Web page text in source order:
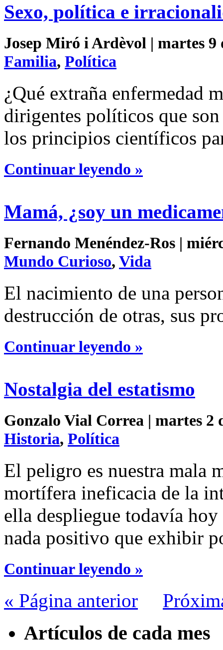
Sexo, política e
Josep Miró i Ardèvol | martes 9
Familia, Política
¿Qué extraña enfermedad
dirigentes políticos que
los principios científicos
Continuar leyendo »
Mamá, ¿soy un
Fernando Menéndez-Ros |
Mundo Curioso, Vida
El nacimiento de una
destrucción de otras, sus
Continuar leyendo »
Nostalgia del estatismo
Gonzalo Vial Correa | martes 2
Historia, Política
El peligro es nuestra mala
mortífera ineficacia de la
ella despliegue todavía
nada positivo que exhibir
Continuar leyendo »
« Página anterior
Artículos de cada mes